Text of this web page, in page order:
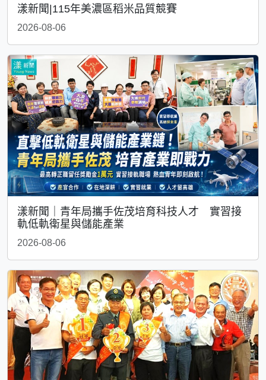
漾新聞|115年美濃區稻米品質競賽
2026-08-06
漾新聞｜青年局攜手佐茂培育科技人才 實習接
軌低軌衛星與儲能產業
2026-08-06